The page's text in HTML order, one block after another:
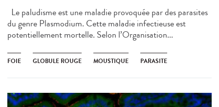
Le paludisme est une maladie provoquée par des parasites
du genre Plasmodium. Cette maladie infectieuse est
potentiellement mortelle. Selon l’Organisation...
FOIE GLOBULE ROUGE MOUSTIQUE PARASITE